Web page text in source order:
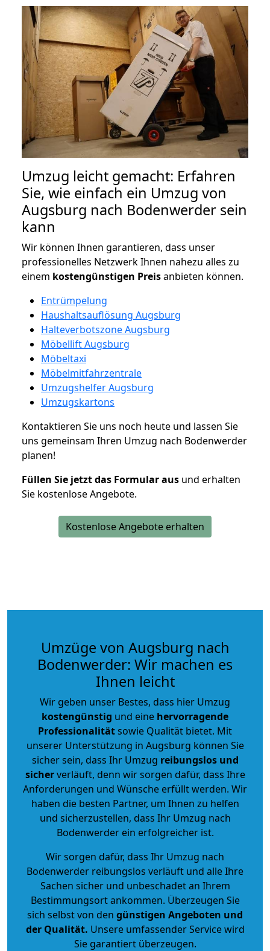
Umzug leicht gemacht: Erfahren
Sie, wie einfach ein Umzug von
Augsburg nach Bodenwerder sein
kann
Wir können Ihnen garantieren, dass unser
professionelles Netzwerk Ihnen nahezu alles zu
einem kostengünstigen Preisanbieten können.
Entrümpelung
Haushaltsauflösung Augsburg
Halteverbotszone Augsburg
Möbellift Augsburg
Möbeltaxi
Möbelmitfahrzentrale
Umzugshelfer Augsburg
Umzugskartons
Kontaktieren Sie uns noch heute und lassen Sie
uns gemeinsam Ihren Umzug nach Bodenwerder
planen!
Füllen Sie jetzt das Formular aus und erhalten
Sie kostenlose Angebote.
Kostenlose Angebote erhalten
Umzüge von Augsburg nach
Bodenwerder: Wir machen es
Ihnen leicht
Wir geben unser Bestes, dass hier Umzug
kostengünstig und eine hervorragende
Professionalitätsowie Qualität bietet. Mit
unserer Unterstützung in Augsburg können Sie
sicher sein, dass Ihr Umzug reibungslos und
sicherverläuft, denn wir sorgen dafür, dass Ihre
Anforderungen und Wünsche erfüllt werden. Wir
haben die besten Partner, um Ihnen zu helfen
und sicherzustellen, dass Ihr Umzug nach
Bodenwerder ein erfolgreicher ist.
Wir sorgen dafür, dass Ihr Umzug nach
Bodenwerder reibungslos verläuft und alle Ihre
Sachen sicher und unbeschadet an Ihrem
Bestimmungsort ankommen. Überzeugen Sie
sich selbst von den günstigen Angeboten und
der Qualität. Unsere umfassender Service wird
Sie garantiert überzeugen.